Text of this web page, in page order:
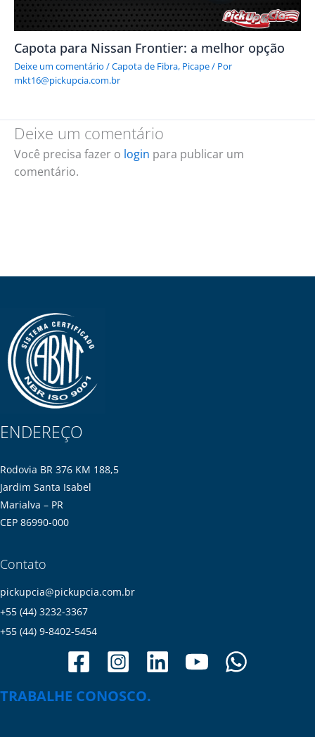
Capota para Nissan Frontier: a melhor opção
Deixe um comentário /Capota de Fibra, Picape/ Por
mkt16@pickupcia.com.br
Deixe um comentário
Você precisa fazer o login para publicar um
comentário.
ENDEREÇO
Rodovia BR 376 KM 188,5
Jardim Santa Isabel
Marialva – PR
CEP 86990-000
Contato
pickupcia@pickupcia.com.br
+55 (44) 3232-3367
+55 (44) 9-8402-5454
TRABALHE CONOSCO.